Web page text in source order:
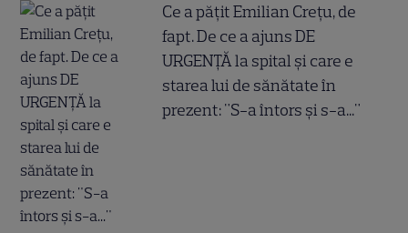
Ce a pățit Emilian Crețu, de
fapt. De ce a ajuns DE
URGENȚĂ la spital și care e
starea lui de sănătate în
prezent: "S-a întors și s-a..."